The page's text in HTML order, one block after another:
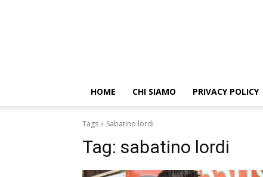
HOME CHI SIAMO PRIVACY POLICY
Tags Sabatino lordi
Tag: sabatino lordi